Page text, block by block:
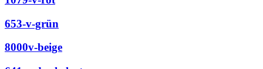
653-v-grün
8000v-beige